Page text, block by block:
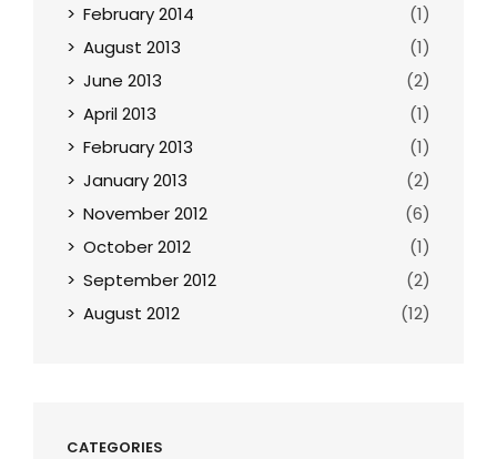
February 2014
(1)
August 2013
(1)
June 2013
(2)
April 2013
(1)
February 2013
(1)
January 2013
(2)
November 2012
(6)
October 2012
(1)
September 2012
(2)
August 2012
(12)
CATEGORIES